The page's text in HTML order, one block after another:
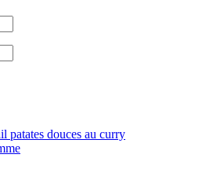
patates douces au curry